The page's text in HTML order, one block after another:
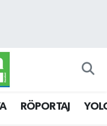
RÖPORTAJ